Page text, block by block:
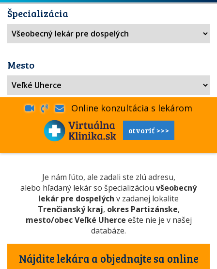
Špecializácia
Mesto
Online konzultácia s lekárom
otvoriť >>>
Je nám ľúto, ale zadali ste zlú adresu,
alebo hľadaný lekár so špecializáciou všeobecný
lekár pre dospelých v zadanej lokalite
Trenčianský kraj, okres Partizánske,
mesto/obec Veľké Uherce ešte nie je v našej
databáze.
Nájdite lekára a objednajte sa online